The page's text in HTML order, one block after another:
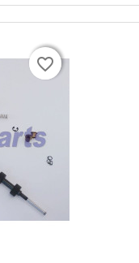
favorite_border
favorite_border